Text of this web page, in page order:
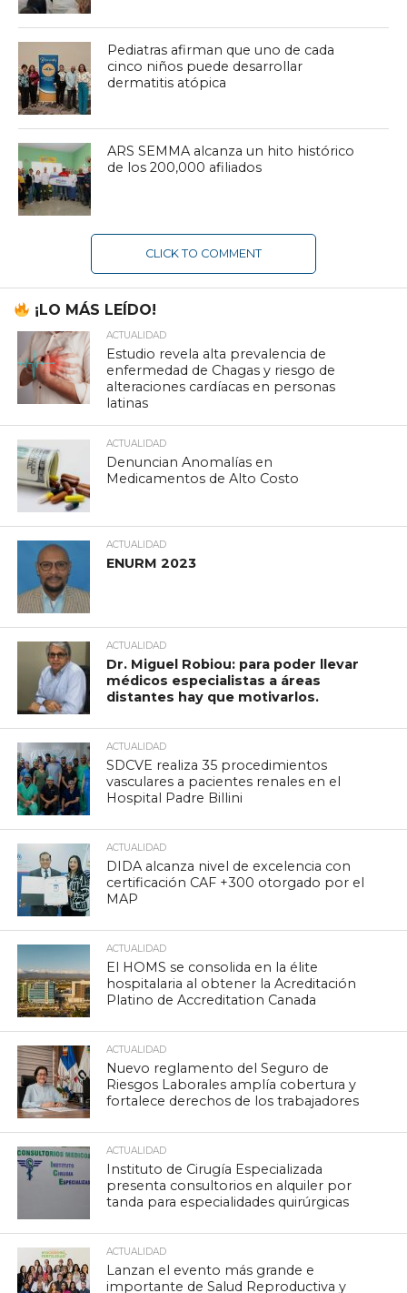
Pediatras afirman que uno de cada
cinco niños puede desarrollar
dermatitis atópica
ARS SEMMA alcanza un hito histórico
de los 200,000 afiliados
CLICK TO COMMENT
¡LO MÁS LEÍDO!
ACTUALIDAD
Estudio revela alta prevalencia de
enfermedad de Chagas y riesgo de
alteraciones cardíacas en personas
latinas
ACTUALIDAD
Denuncian Anomalías en
Medicamentos de Alto Costo
ACTUALIDAD
ENURM 2023
ACTUALIDAD
Dr. Miguel Robiou: para poder llevar
médicos especialistas a áreas
distantes hay que motivarlos.
ACTUALIDAD
SDCVE realiza 35 procedimientos
vasculares a pacientes renales en el
Hospital Padre Billini
ACTUALIDAD
DIDA alcanza nivel de excelencia con
certificación CAF +300 otorgado por el
MAP
ACTUALIDAD
El HOMS se consolida en la élite
hospitalaria al obtener la Acreditación
Platino de Accreditation Canada
ACTUALIDAD
Nuevo reglamento del Seguro de
Riesgos Laborales amplía cobertura y
fortalece derechos de los trabajadores
ACTUALIDAD
Instituto de Cirugía Especializada
presenta consultorios en alquiler por
tanda para especialidades quirúrgicas
ACTUALIDAD
Lanzan el evento más grande e
importante de Salud Reproductiva y